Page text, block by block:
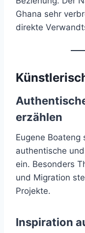
Ghana sehr
direkte
erzählen
Eugene
authentische
ein. Besonders
und Migration
Projekte.
Inspiration